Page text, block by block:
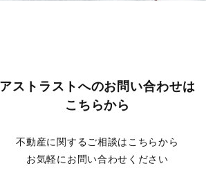
アストラストへのお問い合わせは
こちらから
不動産に関するご相談はこちらから
お気軽にお問い合わせください